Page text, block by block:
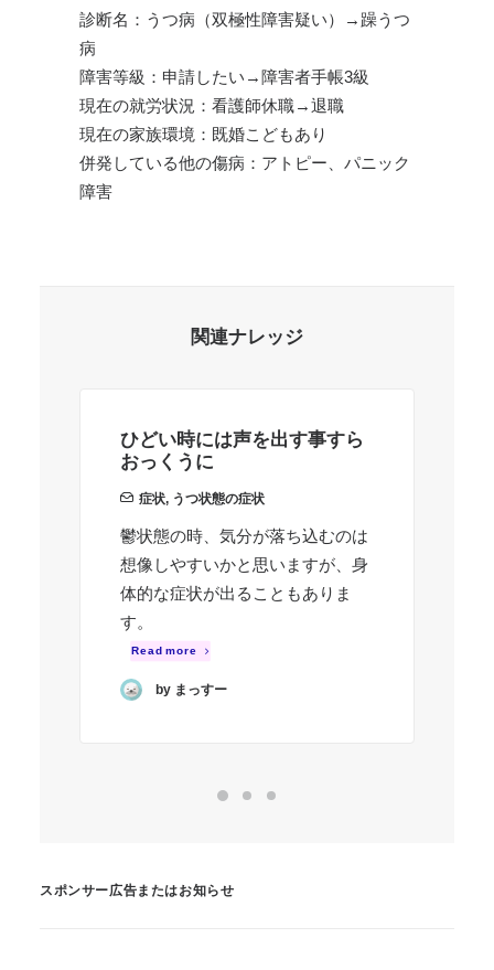
診断名：うつ病（双極性障害疑い）→躁うつ
病
障害等級：申請したい→障害者手帳3級
現在の就労状況：看護師休職→退職
現在の家族環境：既婚こどもあり
併発している他の傷病：アトピー、パニック
障害
関連ナレッジ
ひどい時には声を出す事すら
おっくうに
症状, うつ状態の症状
鬱状態の時、気分が落ち込むのは
想像しやすいかと思いますが、身
体的な症状が出ることもありま
す。
Read more
by まっすー
スポンサー広告またはお知らせ